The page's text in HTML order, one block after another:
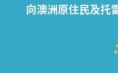
向澳洲原住民及托